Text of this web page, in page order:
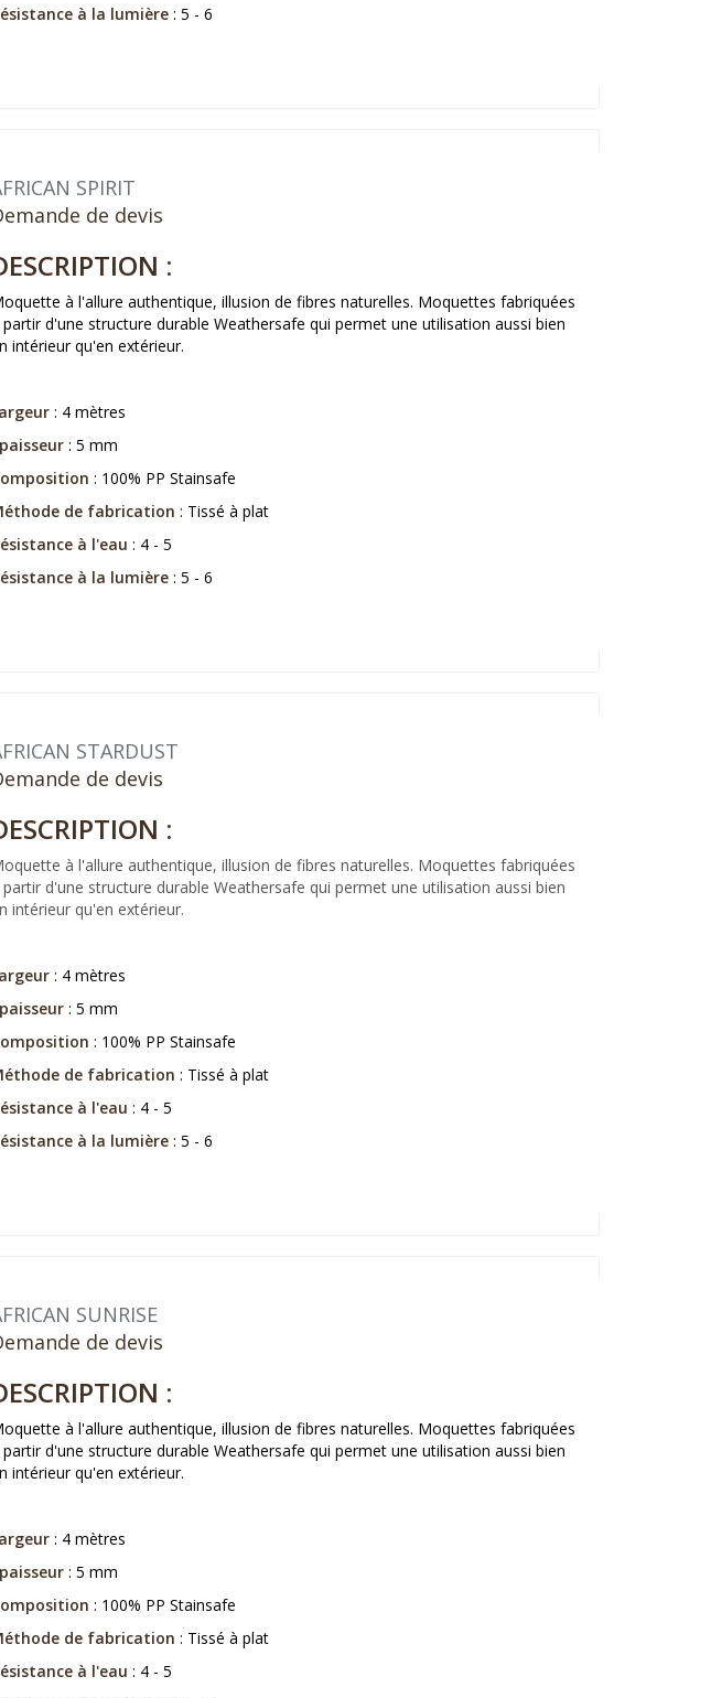
à la lumière : 5 - 6
SPIRIT
de devis
:
à l'allure authentique, illusion de fibres naturelles. Moquettes fabriquées
partir d'une structure durable Weathersafe qui permet une utilisation aussi bien
intérieur qu'en extérieur.
: 4 mètres
: 5 mm
: 100% PP Stainsafe
de fabrication : Tissé à plat
à l'eau : 4 - 5
à la lumière : 5 - 6
STARDUST
de devis
:
à l'allure authentique, illusion de fibres naturelles. Moquettes fabriquées
partir d'une structure durable Weathersafe qui permet une utilisation aussi bien
intérieur qu'en extérieur.
: 4 mètres
: 5 mm
: 100% PP Stainsafe
de fabrication : Tissé à plat
à l'eau : 4 - 5
à la lumière : 5 - 6
SUNRISE
de devis
:
à l'allure authentique, illusion de fibres naturelles. Moquettes fabriquées
partir d'une structure durable Weathersafe qui permet une utilisation aussi bien
intérieur qu'en extérieur.
: 4 mètres
: 5 mm
: 100% PP Stainsafe
de fabrication : Tissé à plat
à l'eau : 4 - 5